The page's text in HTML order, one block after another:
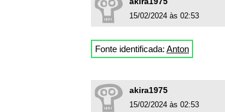
15/02/2024 às 02:53
Fonte identificada: Anton
akira1975
15/02/2024 às 02:53